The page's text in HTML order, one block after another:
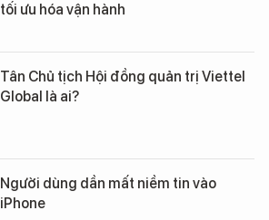
tối ưu hóa vận hành
Tân Chủ tịch Hội đồng quản trị Viettel
Global là ai?
Người dùng dần mất niềm tin vào
iPhone